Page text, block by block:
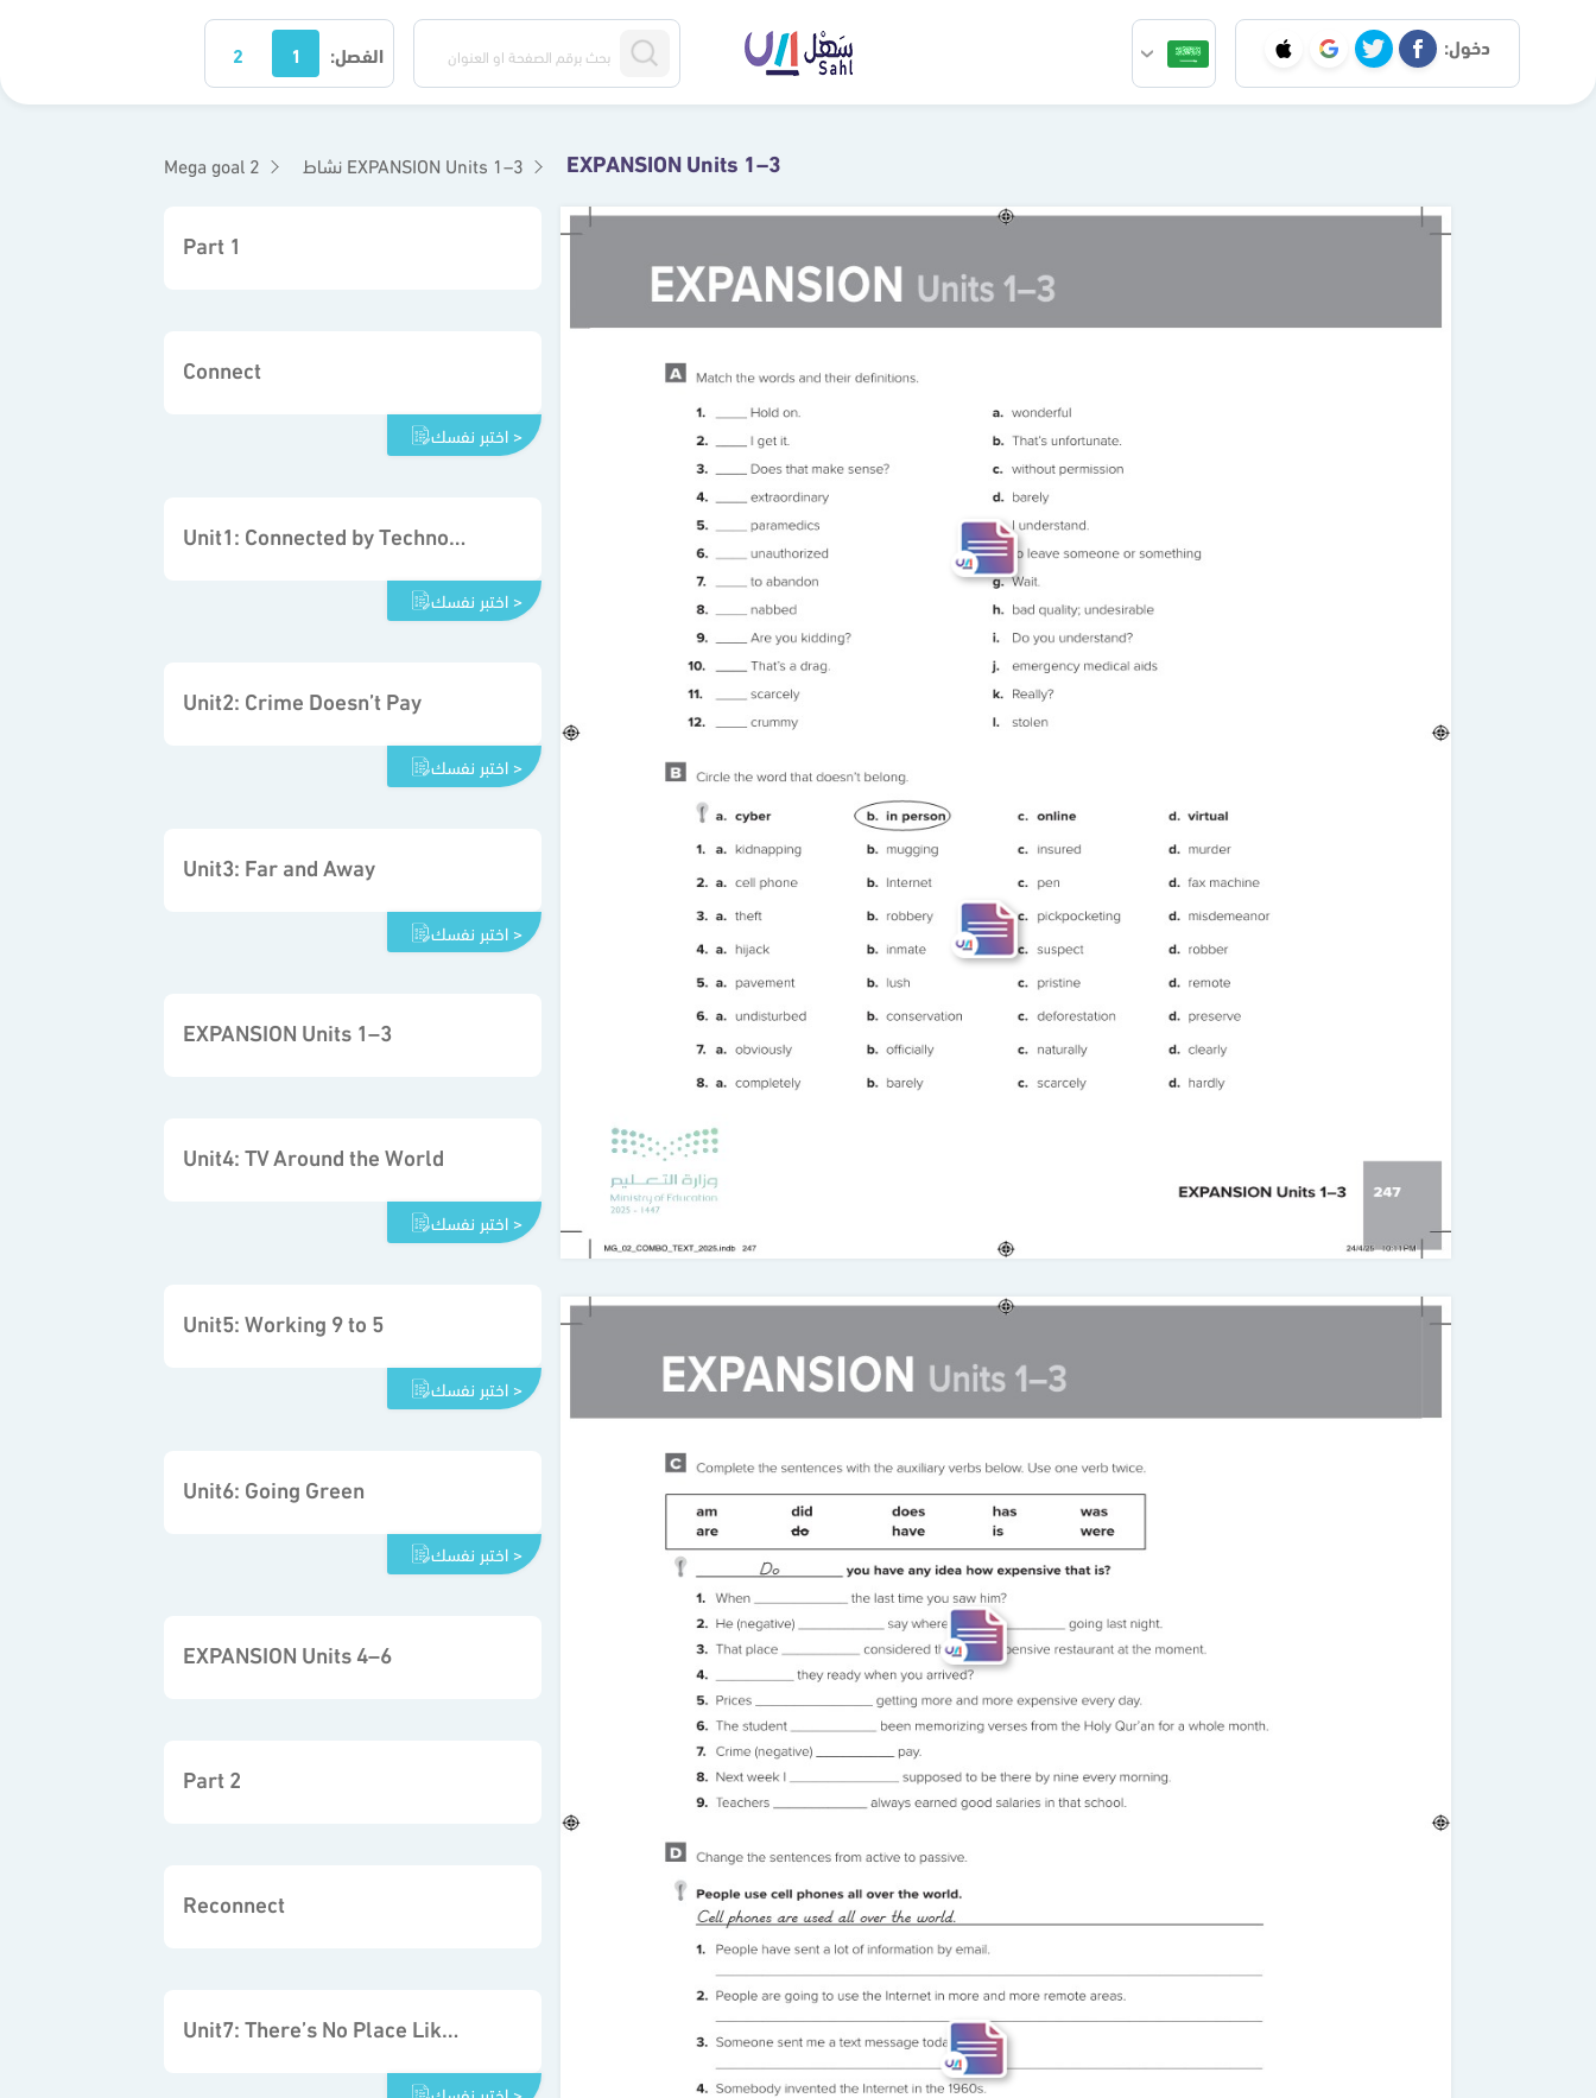
دخول: الفصل: 1
2
Mega goal 2 نشاط EXPANSION Units 1–3 EXPANSION Units 1–3
Part 1
Connect
اختبر نفسك >
Unit1: Connected by Technology
اختبر نفسك >
Unit2: Crime Doesn’t Pay
اختبر نفسك >
Unit3: Far and Away
اختبر نفسك >
EXPANSION Units 1–3
Unit4: TV Around the World
اختبر نفسك >
Unit5: Working 9 to 5
اختبر نفسك >
Unit6: Going Green
اختبر نفسك >
EXPANSION Units 4–6
Part 2
Reconnect
Unit7: There’s No Place Like Home